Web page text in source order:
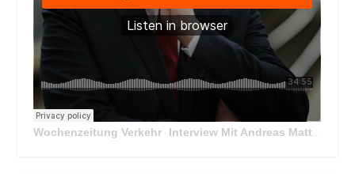
Wochenzeitung Verkehr · Interview Mit Andreas Matthä, CEO der ÖBB Holding